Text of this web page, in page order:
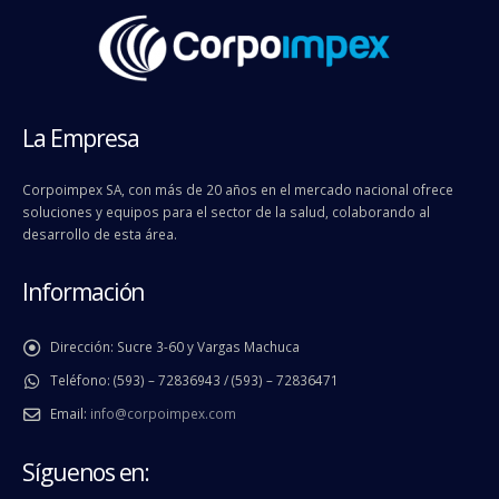
La Empresa
Corpoimpex SA, con más de 20 años en el mercado nacional ofrece
soluciones y equipos para el sector de la salud, colaborando al
desarrollo de esta área.
Información
Dirección: Sucre 3-60 y Vargas Machuca
Teléfono: (593) – 72836943 / (593) – 72836471
Email: info@corpoimpex.com
Síguenos en: